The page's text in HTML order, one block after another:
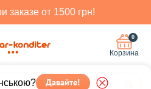
заказе от 1500 грн!
Давайте!
0
Корзина